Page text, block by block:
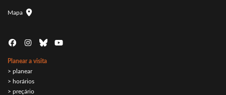
Mapa
Planear a visita
> planear
> horários
> preçário